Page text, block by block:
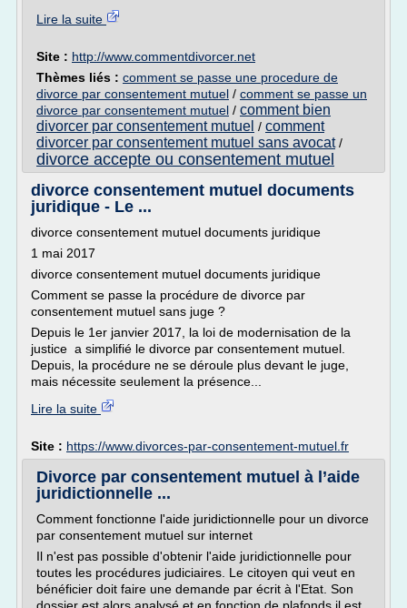
Lire la suite
Site : http://www.commentdivorcer.net
Thèmes liés : comment se passe une procedure de
divorce par consentement mutuel / comment se passe un
divorce par consentement mutuel / comment bien
divorcer par consentement mutuel / comment
divorcer par consentement mutuel sans avocat/
divorce accepte ou consentement mutuel
divorce consentement mutuel documents
juridique - Le ...
divorce consentement mutuel documents juridique
1 mai 2017
divorce consentement mutuel documents juridique
Comment se passe la procédure de divorce par
consentement mutuel sans juge ?
Depuis le 1er janvier 2017, la loi de modernisation de la
justice a simplifié le divorce par consentement mutuel.
Depuis, la procédure ne se déroule plus devant le juge,
mais nécessite seulement la présence...
Lire la suite
Site : https://www.divorces-par-consentement-mutuel.fr
Divorce par consentement mutuel à l’aide
juridictionnelle ...
Comment fonctionne l'aide juridictionnelle pour un divorce
par consentement mutuel sur internet
Il n'est pas possible d'obtenir l'aide juridictionnelle pour
toutes les procédures judiciaires. Le citoyen qui veut en
bénéficier doit faire une demande par écrit à l'Etat. Son